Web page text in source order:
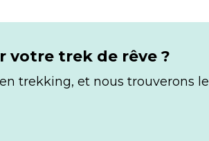
votre trek de rêve ?
trekking, et nous trouverons le